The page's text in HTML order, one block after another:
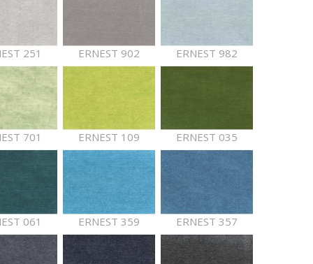
251 ERNEST 902 ERNEST 982
701 ERNEST 109 ERNEST 035
061 ERNEST 359 ERNEST 357